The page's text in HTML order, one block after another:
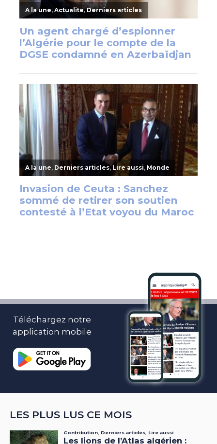
Téléchargez notre
application mobile
LES PLUS LUS CE MOIS